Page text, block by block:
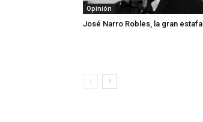
Opinión
José Narro Robles, la gran estafa